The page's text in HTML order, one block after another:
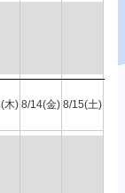
木) 8/14(金) 8/15(土)